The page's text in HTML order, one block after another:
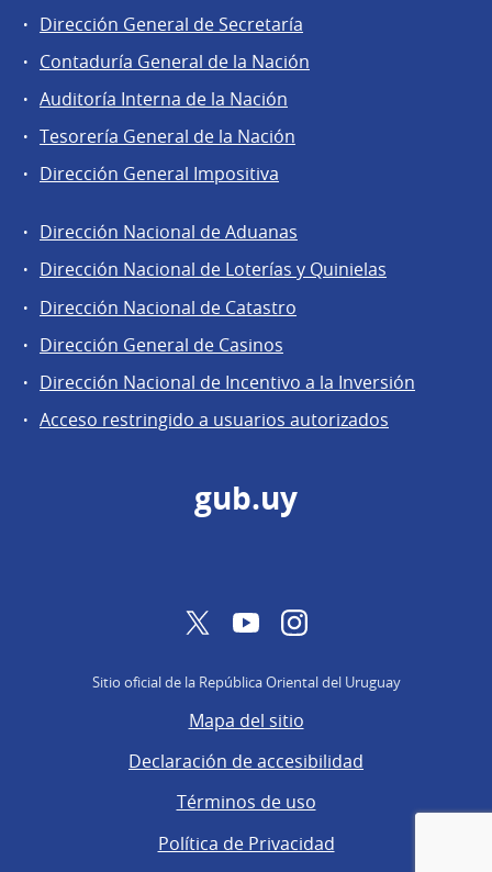
Dirección General de Secretaría
Contaduría General de la Nación
Auditoría Interna de la Nación
Tesorería General de la Nación
Dirección General Impositiva
Áreas
la
Dirección
General
de
Secretaría
Dirección Nacional de Aduanas
Dirección Nacional de Loterías y Quinielas
Dirección Nacional de Catastro
Dirección General de Casinos
Dirección Nacional de Incentivo a la Inversión
Acceso restringido a usuarios autorizados
gub.uy
TwitterYouTubeInstagram
Sitio oficial de la República Oriental del Uruguay
Mapa del sitio
Declaración de accesibilidad
Términos de uso
Política de Privacidad